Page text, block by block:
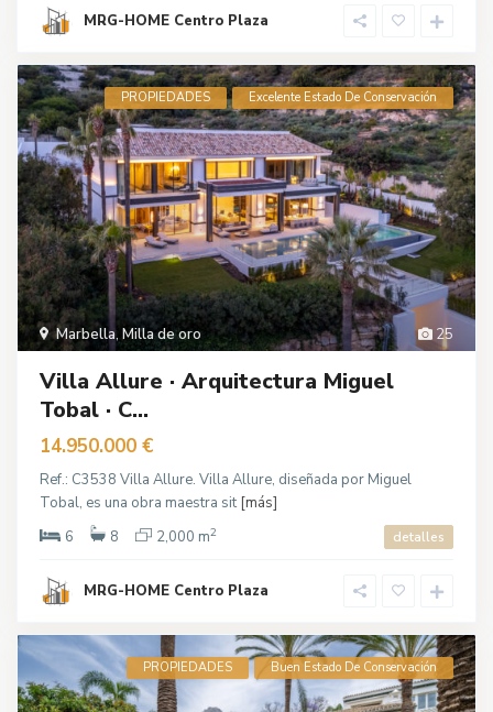
MRG-HOME Centro Plaza
25
Marbella, Milla de oro
PROPIEDADES Excelente Estado De Conservación
Villa Allure · Arquitectura Miguel
Tobal · C...
14.950.000 €
Ref.: C3538 Villa Allure. Villa Allure, diseñada por Miguel
Tobal, es una obra maestra sit [más]
6
8 2,000 m2 detalles
MRG-HOME Centro Plaza
PROPIEDADES Buen Estado De Conservación